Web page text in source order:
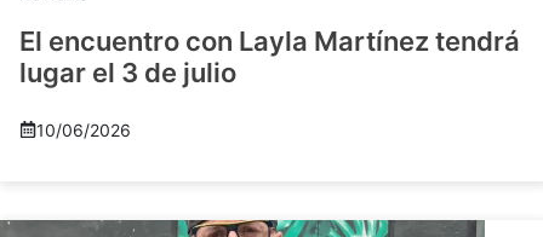
El encuentro con Layla Martínez tendrá
lugar el 3 de julio
10/06/2026